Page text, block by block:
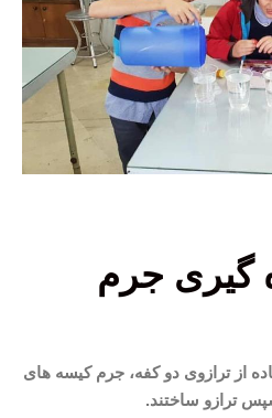
گیری جرم
از ترازوی دو کفه، جرم کیسه های
ترازو ساختند.